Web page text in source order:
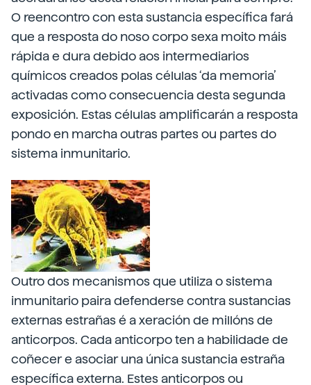
O reencontro con esta sustancia específica fará
que a resposta do noso corpo sexa moito máis
rápida e dura debido aos intermediarios
químicos creados polas células ‘da memoria’
activadas como consecuencia desta segunda
exposición. Estas células amplificarán a resposta
pondo en marcha outras partes ou partes do
sistema inmunitario.
Outro dos mecanismos que utiliza o sistema
inmunitario paira defenderse contra sustancias
externas estrañas é a xeración de millóns de
anticorpos. Cada anticorpo ten a habilidade de
coñecer e asociar una única sustancia estraña
específica externa. Estes anticorpos ou